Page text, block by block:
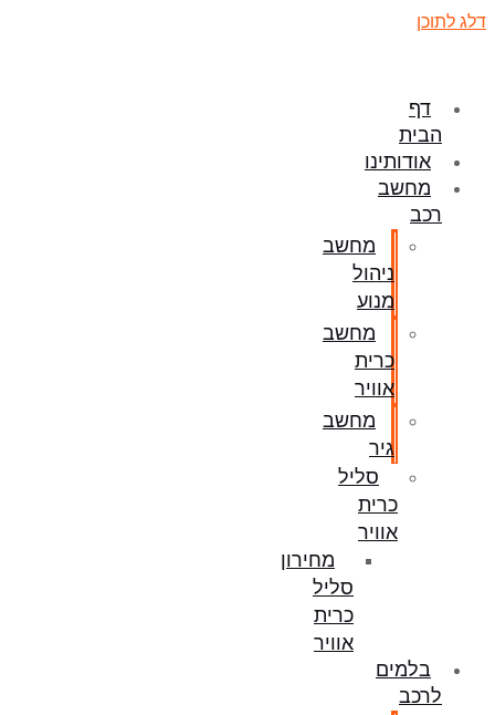
דלג לתוכן
דף
הבית
אודותינו
מחשב
רכב
מחשב
ניהול
מנוע
מחשב
כרית
אוויר
מחשב
גיר
סליל
כרית
אוויר
מחירון
סליל
כרית
אוויר
בלמים
לרכב